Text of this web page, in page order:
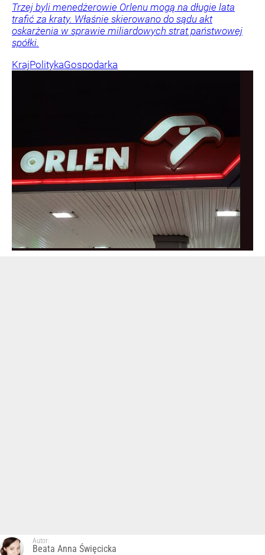
Trzej byli menedżerowie Orlenu mogą na długie lata
trafić za kraty. Właśnie skierowano do sądu akt
oskarżenia w sprawie miliardowych strat państwowej
spółki.
KrajPolitykaGospodarka
Autor:
Beata Anna Święcicka